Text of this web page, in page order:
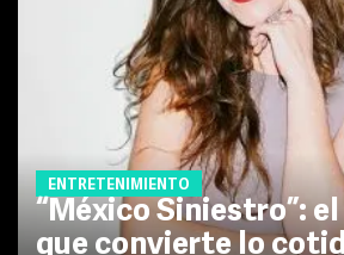
ENTRETENIMIENTO
“México Siniestro”:
que convierte lo